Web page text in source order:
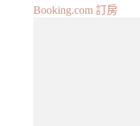
Booking.com 訂房